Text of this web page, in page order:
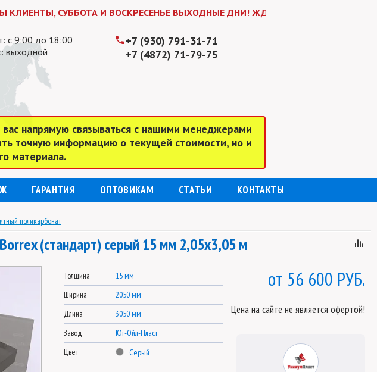
СУББОТА И ВОСКРЕСЕНЬЕ ВЫХОДНЫЕ ДНИ! ЖДЕМ ВАС В БУДНИ С 9:00 до
с 9:00 до 18:00
выходной
+7 (930) 791-31-71
+7 (4872) 71-79-75
напрямую связываться с нашими менеджерами
точную информацию о текущей стоимости, но и
материала.
ГАРАНТИЯ ОПТОВИКАМ СТАТЬИ КОНТАКТЫ
поликарбонат
(стандарт) серый 15 мм 2,05х3,05 м
Толщина
15 мм
Ширина
2050 мм
Длина
3050 мм
Завод
Юг-Ойл-Пласт
Цвет
Серый
56 600 РУБ.
Цена на сайте не является офертой!